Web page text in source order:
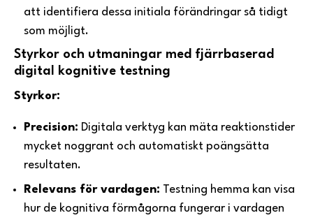
att identifiera dessa initiala förändringar så tidigt
som möjligt.
Styrkor och utmaningar med fjärrbaserad
digital kognitive testning
Styrkor:
Precision: Digitala verktyg kan mäta reaktionstider
mycket noggrant och automatiskt poängsätta
resultaten.
Relevans för vardagen: Testning hemma kan visa
hur de kognitiva förmågorna fungerar i vardagen